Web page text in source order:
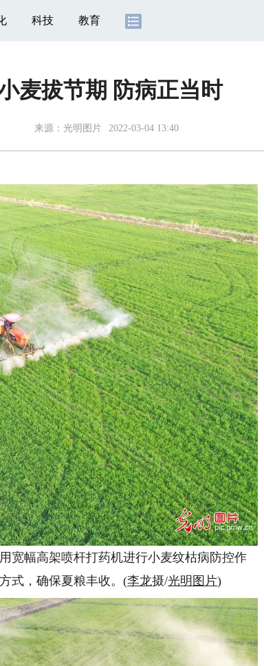
科技 教育
麦拔节期 防病正当时
来源： 光明图片 2022-03-04 13:40
幅高架喷杆打药机进行小麦纹枯病防控作
式，确保夏粮丰收。(李龙摄/光明图片)